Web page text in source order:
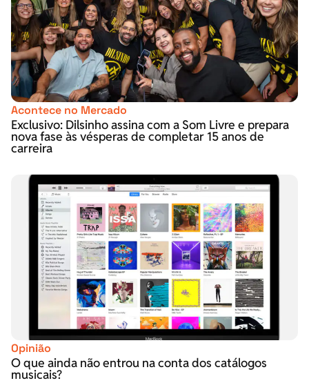
Acontece no Mercado
Exclusivo: Dilsinho assina com a Som Livre e prepara
nova fase às vésperas de completar 15 anos de
carreira
Opinião
O que ainda não entrou na conta dos catálogos
musicais?